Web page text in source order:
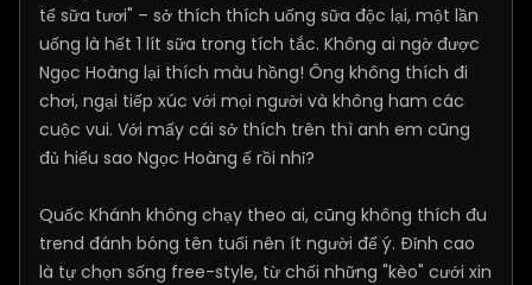
tể sữa tươi" – sở thích thích uống sữa độc lại, một lần
uống là hết 1 lít sữa trong tích tắc. Không ai ngờ được
Ngọc Hoàng lại thích màu hồng! Ông không thích đi
chơi, ngại tiếp xúc với mọi người và không ham các
cuộc vui. Với mấy cái sở thích trên thì anh em cũng
đủ hiểu sao Ngọc Hoàng ế rồi nhỉ?
Quốc Khánh không chạy theo ai, cũng không thích đu
trend đánh bóng tên tuổi nên ít người để ý. Đỉnh cao
là tự chọn sống free-style, từ chối những "kèo" cưới xin